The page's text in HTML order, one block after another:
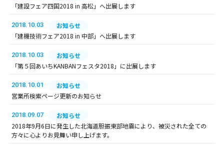
「建設フェア四国2018 in 高松」へ出展します
2018.10.03
お知らせ
「建機技術フェア2018 in 中部」へ出展します
2018.10.03
お知らせ
「第５回あいちKANBANフェスタ2018」に出展します
2018.10.01
お知らせ
営業所検索ページ更新のお知らせ
2018.09.07
お知らせ
2018年9月6日に発生した北海道胆振東部地震により、被災された全ての
方々に心よりお見舞い申し上げます。